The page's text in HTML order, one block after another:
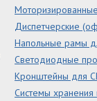
Диспетчерские
Напольные рамы
Светодиодные
Кронштейны для
Системы